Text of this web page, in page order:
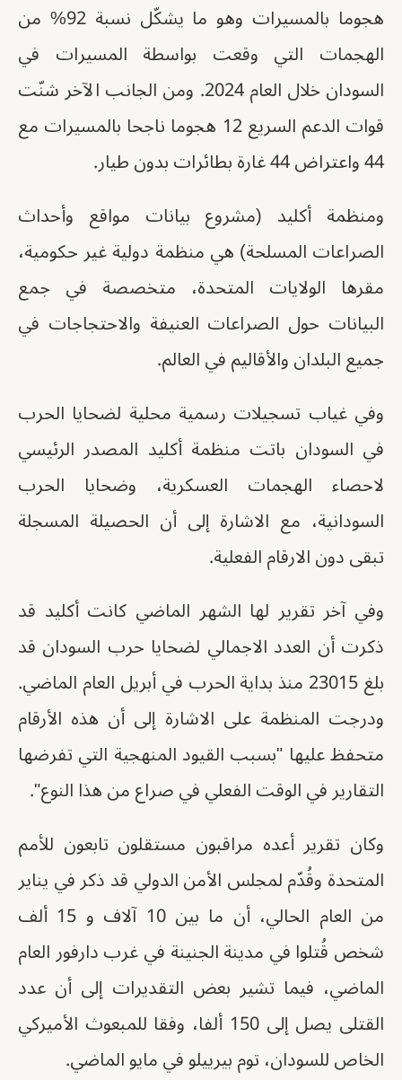
هجوما بالمسيرات وهو ما يشكّل نسبة 92% من
الهجمات التي وقعت بواسطة المسيرات في
السودان خلال العام 2024. ومن الجانب الآخر شنّت
قوات الدعم السريع 12 هجوما ناجحا بالمسيرات مع
44 واعتراض 44 غارة بطائرات بدون طيار.
ومنظمة أكليد (مشروع بيانات مواقع وأحداث
الصراعات المسلحة) هي منظمة دولية غير حكومية،
مقرها الولايات المتحدة، متخصصة في جمع
البيانات حول الصراعات العنيفة والاحتجاجات في
جميع البلدان والأقاليم في العالم.
وفي غياب تسجيلات رسمية محلية لضحايا الحرب
في السودان باتت منظمة أكليد المصدر الرئيسي
لاحصاء الهجمات العسكرية، وضحايا الحرب
السودانية، مع الاشارة إلى أن الحصيلة المسجلة
تبقى دون الارقام الفعلية.
وفي آخر تقرير لها الشهر الماضي كانت أكليد قد
ذكرت أن العدد الاجمالي لضحايا حرب السودان قد
بلغ 23015 منذ بداية الحرب في أبريل العام الماضي.
ودرجت المنظمة على الاشارة إلى أن هذه الأرقام
متحفظ عليها "بسبب القيود المنهجية التي تفرضها
التقارير في الوقت الفعلي في صراع من هذا النوع".
وكان تقرير أعده مراقبون مستقلون تابعون للأمم
المتحدة وقُدّم لمجلس الأمن الدولي قد ذكر في يناير
من العام الحالي، أن ما بين 10 آلاف و 15 ألف
شخص قُتلوا في مدينة الجنينة في غرب دارفور العام
الماضي، فيما تشير بعض التقديرات إلى أن عدد
القتلى يصل إلى 150 ألفا، وفقا للمبعوث الأميركي
الخاص للسودان، توم بيرييلو في مايو الماضي.